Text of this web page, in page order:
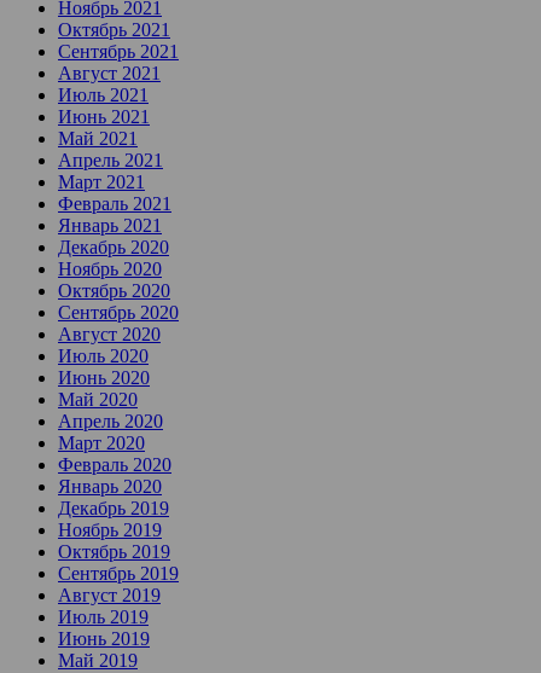
Ноябрь 2021
Октябрь 2021
Сентябрь 2021
Август 2021
Июль 2021
Июнь 2021
Май 2021
Апрель 2021
Март 2021
Февраль 2021
Январь 2021
Декабрь 2020
Ноябрь 2020
Октябрь 2020
Сентябрь 2020
Август 2020
Июль 2020
Июнь 2020
Май 2020
Апрель 2020
Март 2020
Февраль 2020
Январь 2020
Декабрь 2019
Ноябрь 2019
Октябрь 2019
Сентябрь 2019
Август 2019
Июль 2019
Июнь 2019
Май 2019